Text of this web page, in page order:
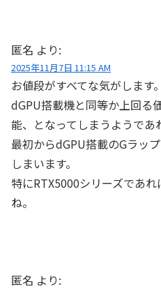
匿名 より:
2025年11月7日 11:15 AM
お値段がすべてな気がします。
dGPU搭載機と同等か上回る
能、となってしまうようであ
最初からdGPU搭載のGラッ
しまいます。
特にRTX5000シリーズであ
ね。
匿名 より: